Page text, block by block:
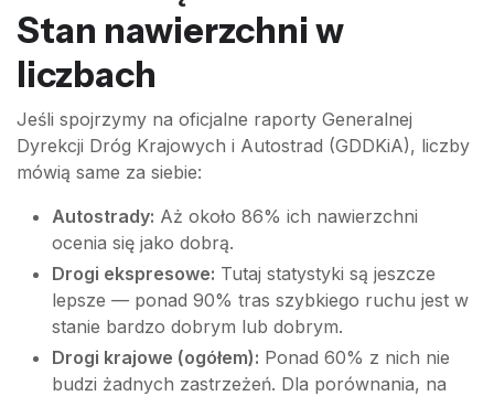
Stan nawierzchni w
liczbach
Jeśli spojrzymy na oficjalne raporty Generalnej
Dyrekcji Dróg Krajowych i Autostrad (GDDKiA), liczby
mówią same za siebie:
Autostrady: Aż około 86% ich nawierzchni
ocenia się jako dobrą.
Drogi ekspresowe: Tutaj statystyki są jeszcze
lepsze — ponad 90% tras szybkiego ruchu jest w
stanie bardzo dobrym lub dobrym.
Drogi krajowe (ogółem): Ponad 60% z nich nie
budzi żadnych zastrzeżeń. Dla porównania, na